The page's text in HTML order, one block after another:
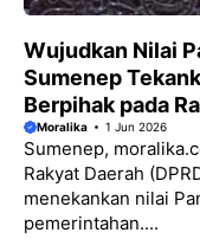
Wujudkan Nilai
Sumenep
Berpihak pada
Moralika 1 Jun 2026
Sumenep,
Rakyat Daerah
menekankan nilai
pemerintahan....